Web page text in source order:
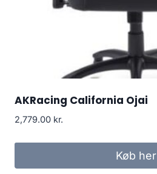
AKRacing California Ojai
2,779.00 kr.
Køb her